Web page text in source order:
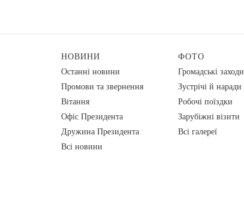
НОВИНИ
Останні новини
Промови та звернення
Вiтання
Офіс Президента
Дружина Президента
Всі новини
ФОТО
Громадські заходи
Зустрічі й наради
Робочі поїздки
Зарубіжні візити
Всі галереї